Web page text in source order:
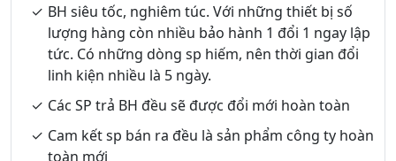
BH siêu tốc, nghiêm túc. Với những thiết bị số
lượng hàng còn nhiều bảo hành 1 đổi 1 ngay lập
tức. Có những dòng sp hiếm, nên thời gian đổi
linh kiện nhiều là 5 ngày.
Các SP trả BH đều sẽ được đổi mới hoàn toàn
Cam kết sp bán ra đều là sản phẩm công ty hoàn
toàn mới